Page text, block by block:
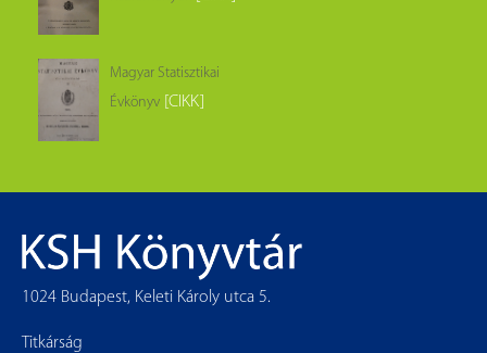
Magyar Statisztikai
Évkönyv [CIKK]
1024 Budapest, Keleti Károly utca 5.
Titkárság